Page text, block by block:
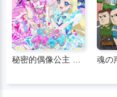
魂の